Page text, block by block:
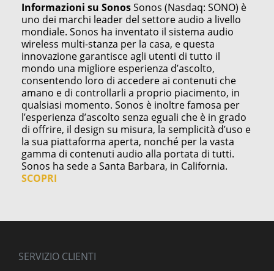
Informazioni su SonosSonos (Nasdaq: SONO) è
uno dei marchi leader del settore audio a livello
mondiale. Sonos ha inventato il sistema audio
wireless multi-stanza per la casa, e questa
innovazione garantisce agli utenti di tutto il
mondo una migliore esperienza d’ascolto,
consentendo loro di accedere ai contenuti che
amano e di controllarli a proprio piacimento, in
qualsiasi momento. Sonos è inoltre famosa per
l’esperienza d’ascolto senza eguali che è in grado
di offrire, il design su misura, la semplicità d’uso e
la sua piattaforma aperta, nonché per la vasta
gamma di contenuti audio alla portata di tutti.
Sonos ha sede a Santa Barbara, in California.
SCOPRI
SERVIZIO CLIENTI